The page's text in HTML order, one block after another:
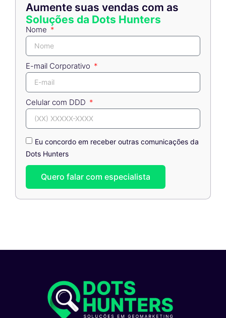
Aumente suas vendas com as
Soluções da Dots Hunters
Nome
E-mail Corporativo
Celular com DDD
Eu concordo em receber outras comunicações da
Dots Hunters
Quero falar com especialista